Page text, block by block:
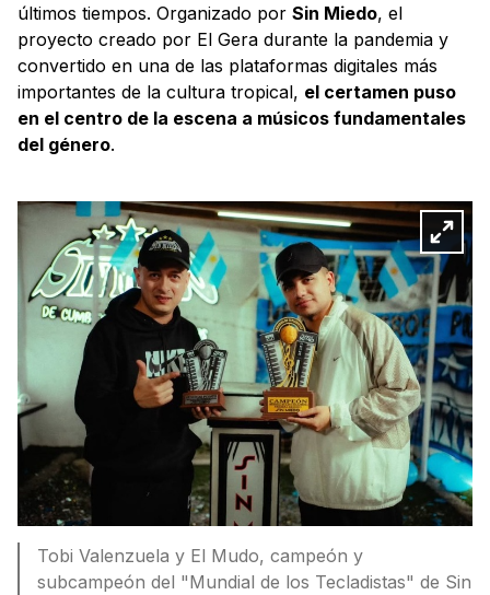
últimos tiempos. Organizado por Sin Miedo, el
proyecto creado por El Gera durante la pandemia y
convertido en una de las plataformas digitales más
importantes de la cultura tropical, el certamen puso
en el centro de la escena a músicos fundamentales
del género.
Tobi Valenzuela y El Mudo, campeón y
subcampeón del "Mundial de los Tecladistas" de Sin